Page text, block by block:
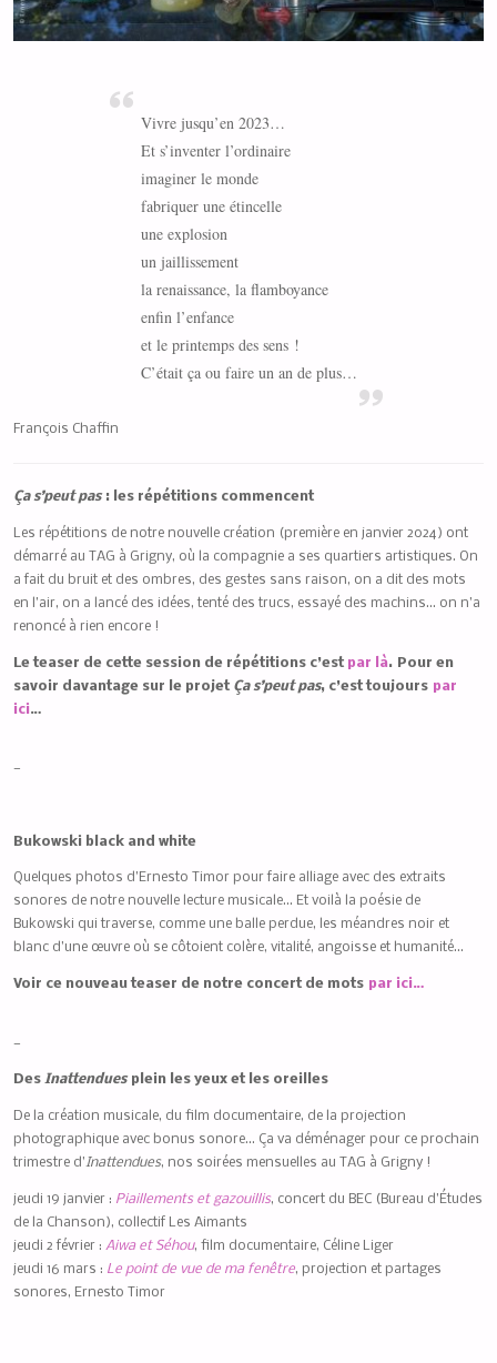
Vivre jusqu’en 2023…
Et s’inventer l’ordinaire
imaginer le monde
fabriquer une étincelle
une explosion
un jaillissement
la renaissance, la flamboyance
enfin l’enfance
et le printemps des sens !
C’était ça ou faire un an de plus…
François Chaffin
Ça s’peut pas: les répétitions commencent
Les répétitions de notre nouvelle création (première en janvier 2024) ont
démarré au TAG à Grigny, où la compagnie a ses quartiers artistiques. On
a fait du bruit et des ombres, des gestes sans raison, on a dit des mots
en l’air, on a lancé des idées, tenté des trucs, essayé des machins… on n’a
renoncé à rien encore !
Le teaser de cette session de répétitions c’est par là. Pour en
savoir davantage sur le projet Ça s’peut pas, c’est toujours par
ici…
—
Bukowski black and white
Quelques photos d’Ernesto Timor pour faire alliage avec des extraits
sonores de notre nouvelle lecture musicale… Et voilà la poésie de
Bukowski qui traverse, comme une balle perdue, les méandres noir et
blanc d’une œuvre où se côtoient colère, vitalité, angoisse et humanité…
Voir ce nouveau teaser de notre concert de mots par ici…
—
DesInattenduesplein les yeux et les oreilles
De la création musicale, du film documentaire, de la projection
photographique avec bonus sonore… Ça va déménager pour ce prochain
trimestre d’Inattendues, nos soirées mensuelles au TAG à Grigny !
jeudi 19 janvier : Piaillements et gazouillis, concert du BEC (Bureau d’Études
de la Chanson), collectif Les Aimants
jeudi 2 février : Aiwa et Séhou, film documentaire, Céline Liger
jeudi 16 mars : Le point de vue de ma fenêtre, projection et partages
sonores, Ernesto Timor